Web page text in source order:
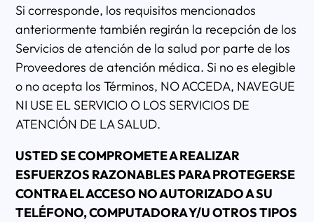
Si corresponde, los requisitos mencionados
anteriormente también regirán la recepción de los
Servicios de atención de la salud por parte de los
Proveedores de atención médica. Si no es elegible
o no acepta los Términos, NO ACCEDA, NAVEGUE
NI USE EL SERVICIO O LOS SERVICIOS DE
ATENCIÓN DE LA SALUD.
USTED SE COMPROMETE A REALIZAR
ESFUERZOS RAZONABLES PARA PROTEGERSE
CONTRA EL ACCESO NO AUTORIZADO A SU
TELÉFONO, COMPUTADORA Y/U OTROS TIPOS